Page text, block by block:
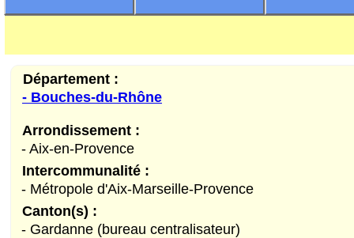
Département :
- Bouches-du-Rhône
Arrondissement :
- Aix-en-Provence
Intercommunalité :
- Métropole d'Aix-Marseille-Provence
Canton(s) :
- Gardanne (bureau centralisateur)